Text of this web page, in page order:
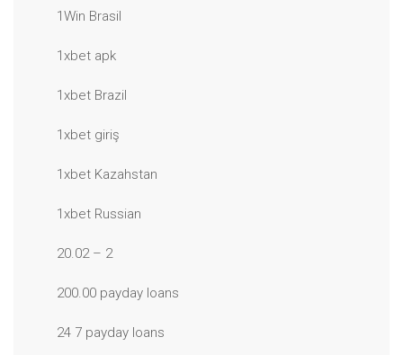
1Win Brasil
1xbet apk
1xbet Brazil
1xbet giriş
1xbet Kazahstan
1xbet Russian
20.02 – 2
200.00 payday loans
24 7 payday loans